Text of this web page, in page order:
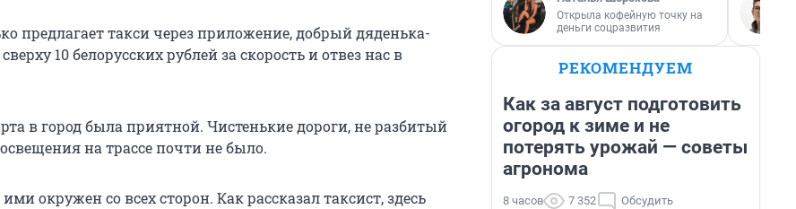
предлагает такси через приложение, добрый дяденька-
10 белорусских рублей за скорость и отвез нас в
в город была приятной. Чистенькие дороги, не разбитый
на трассе почти не было.
окружен со всех сторон. Как рассказал таксист, здесь
Открыла кофейную точку на
деньги соцразвития
РЕКОМЕНДУЕМ
Как за август подготовить
огород к зиме и не
потерять урожай — советы
агронома
8 часов 7 352 Обсудить